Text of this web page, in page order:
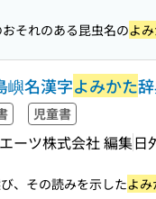
それのある昆虫名のよ
嶼名漢字よみかた
児童書
ーツ株式会社 編集日
、その読みを示したよみ